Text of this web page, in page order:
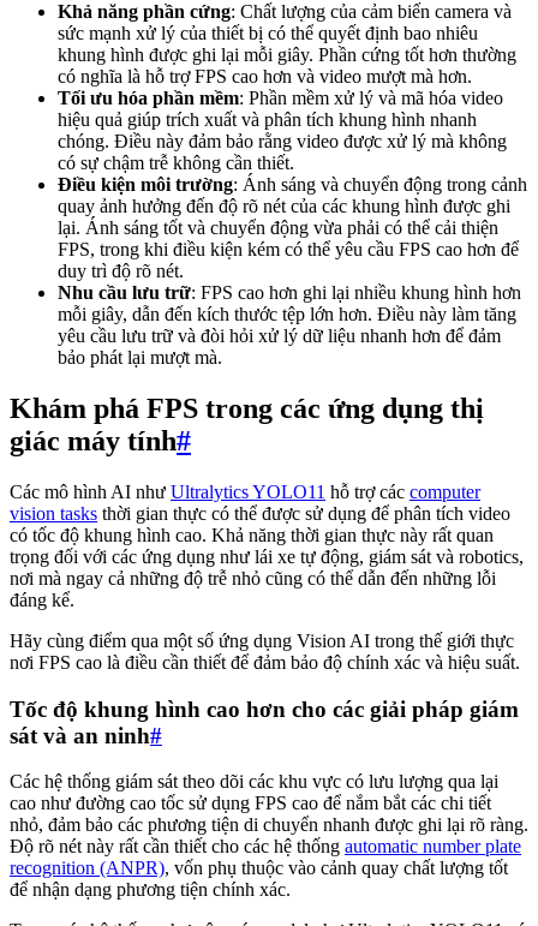
Khả năng phần cứng: Chất lượng của cảm biến camera và
sức mạnh xử lý của thiết bị có thể quyết định bao nhiêu
khung hình được ghi lại mỗi giây. Phần cứng tốt hơn thường
có nghĩa là hỗ trợ FPS cao hơn và video mượt mà hơn.
Tối ưu hóa phần mềm: Phần mềm xử lý và mã hóa video
hiệu quả giúp trích xuất và phân tích khung hình nhanh
chóng. Điều này đảm bảo rằng video được xử lý mà không
có sự chậm trễ không cần thiết.
Điều kiện môi trường: Ánh sáng và chuyển động trong cảnh
quay ảnh hưởng đến độ rõ nét của các khung hình được ghi
lại. Ánh sáng tốt và chuyển động vừa phải có thể cải thiện
FPS, trong khi điều kiện kém có thể yêu cầu FPS cao hơn để
duy trì độ rõ nét.
Nhu cầu lưu trữ: FPS cao hơn ghi lại nhiều khung hình hơn
mỗi giây, dẫn đến kích thước tệp lớn hơn. Điều này làm tăng
yêu cầu lưu trữ và đòi hỏi xử lý dữ liệu nhanh hơn để đảm
bảo phát lại mượt mà.
Khám phá FPS trong các ứng dụng thị
giác máy tính#
Các mô hình AI như Ultralytics YOLO11 hỗ trợ các computer
vision tasks thời gian thực có thể được sử dụng để phân tích video
có tốc độ khung hình cao. Khả năng thời gian thực này rất quan
trọng đối với các ứng dụng như lái xe tự động, giám sát và robotics,
nơi mà ngay cả những độ trễ nhỏ cũng có thể dẫn đến những lỗi
đáng kể.
Hãy cùng điểm qua một số ứng dụng Vision AI trong thế giới thực
nơi FPS cao là điều cần thiết để đảm bảo độ chính xác và hiệu suất.
Tốc độ khung hình cao hơn cho các giải pháp giám
sát và an ninh#
Các hệ thống giám sát theo dõi các khu vực có lưu lượng qua lại
cao như đường cao tốc sử dụng FPS cao để nắm bắt các chi tiết
nhỏ, đảm bảo các phương tiện di chuyển nhanh được ghi lại rõ ràng.
Độ rõ nét này rất cần thiết cho các hệ thống automatic number plate
recognition (ANPR), vốn phụ thuộc vào cảnh quay chất lượng tốt
để nhận dạng phương tiện chính xác.